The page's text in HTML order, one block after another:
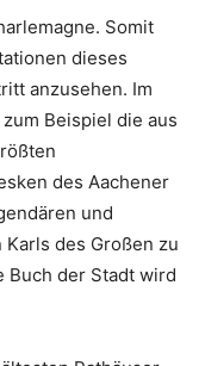
Somit
dieses
anzusehen. Im
Beispiel die aus
des Aachener
und
des Großen zu
Buch der Stadt wird